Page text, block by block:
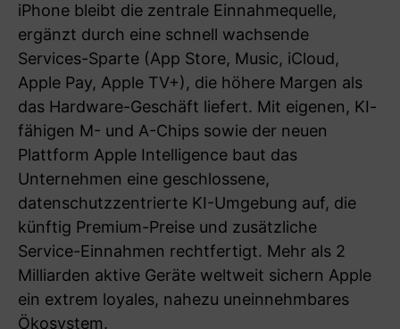
iPhone bleibt die zentrale Einnahmequelle,
ergänzt durch eine schnell wachsende
Services-Sparte (App Store, Music, iCloud,
Apple Pay, Apple TV+), die höhere Margen als
das Hardware-Geschäft liefert. Mit eigenen, KI-
fähigen M- und A-Chips sowie der neuen
Plattform Apple Intelligence baut das
Unternehmen eine geschlossene,
datenschutzzentrierte KI-Umgebung auf, die
künftig Premium-Preise und zusätzliche
Service-Einnahmen rechtfertigt. Mehr als 2
Milliarden aktive Geräte weltweit sichern Apple
ein extrem loyales, nahezu uneinnehmbares
Ökosystem.